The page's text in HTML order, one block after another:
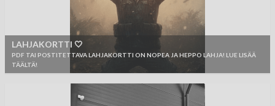
LAHJAKORTTI 🤍
PDF TAI POSTITETTAVA LAHJAKORTTI ON NOPEA JA HEPPO LAHJA! LUE LISÄÄ
TÄÄLTÄ!